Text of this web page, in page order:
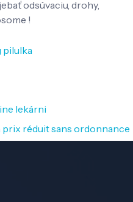
odsúvaciu, drohy,
!
pilulka
lekárni
réduit sans ordonnance